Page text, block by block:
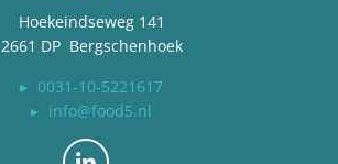
Hoekeindseweg 141
2661 DP Bergschenhoek
▸ 0031-10-5221617
▸ info@food5.nl
Bekijk ons op LinkedIn